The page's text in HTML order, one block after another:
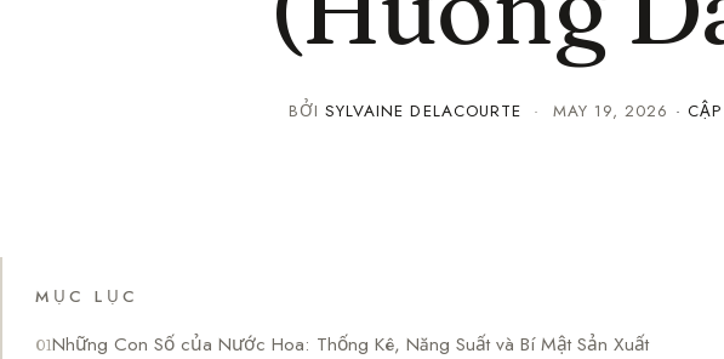
BỞI SYLVAINE DELACOURTE · MAY 19, 2026 ·
MỤC LỤC
Những Con Số của Nước Hoa: Thống Kê, Năng Suất và Bí Mật Sản Xuất